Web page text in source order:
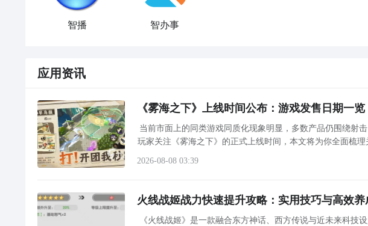
智播 智办事
应用资讯
《雾海之下》上线时间公布：游戏发售日期一览
当前市面上的同类游戏同质化现象明显，多数产品仍围绕射
玩家关注《雾海之下》的正式上线时间，本文将为你全面梳
2026-08-08 03:39
火线战姬战力快速提升攻略：实用技巧与高效养
《火线战姬》是一款融合东方神话、西方传说与近未来科技